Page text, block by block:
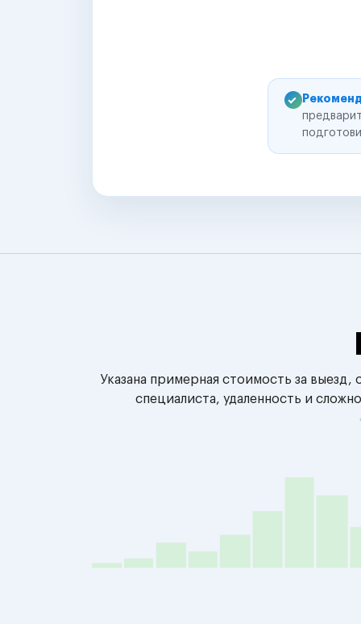
Указана примерная стоимость за
специалиста, удаленность и